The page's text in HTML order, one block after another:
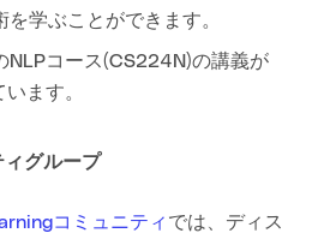
学ぶことができます。
NLPコース(CS224N)の講義が
ます。
ィグループ
コミュニティ では、ディス